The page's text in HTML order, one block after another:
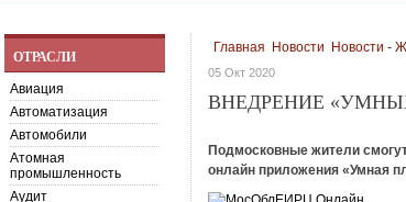
Главная Новости Новости -
05 Окт 2020
ВНЕДРЕНИЕ
Подмосковные жители
онлайн приложения «Умная
ОТРАСЛИ
Авиация
Автоматизация
Автомобили
Атомная
промышленность
Аудит